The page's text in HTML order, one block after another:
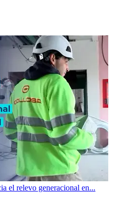
el relevo generacional en...